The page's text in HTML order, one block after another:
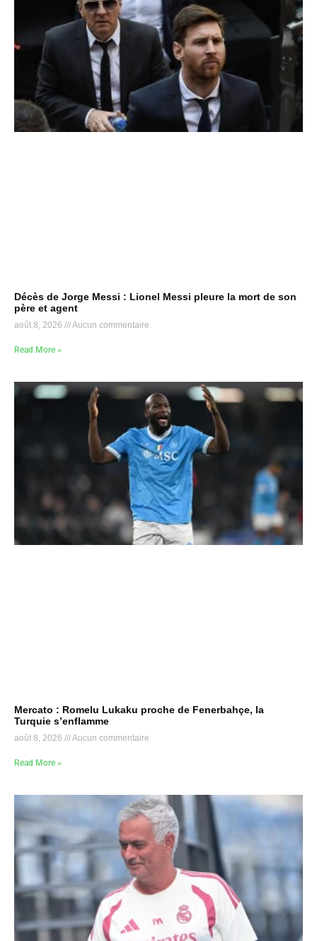
Décès de Jorge Messi : Lionel Messi pleure la mort de son
père et agent
août 8, 2026 Aucun commentaire
Read More »
Mercato : Romelu Lukaku proche de Fenerbahçe, la
Turquie s’enflamme
août 8, 2026 Aucun commentaire
Read More »